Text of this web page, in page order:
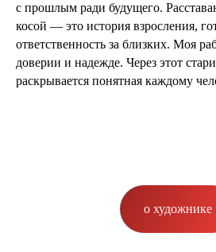
с прошлым ради будущего.
косой — это история взросления,
ответственность за близких. Моя
доверии и надежде. Через этот
раскрывается понятная каждому
о художнике